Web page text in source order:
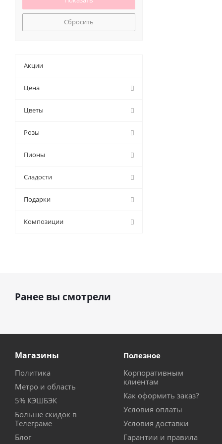
Сбросить
Акции
Цена
Цветы
Розы
Пионы
Сладости
Подарки
Композиции
Ранее вы смотрели
Магазины
Политика
Метро и область
5% КЭШБЭК
Больше скидок в
Телеграме
Блог
Полезное
Корпоративным
клиентам
Как оформить заказ?
Условия оплаты
Условия доставки
Гарантии и правила